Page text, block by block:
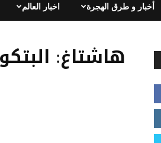
اخبار العالم أخبار و طرق الهجرة
هاشتاغ: